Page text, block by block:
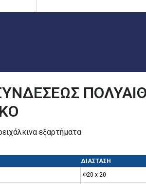
εξαρτήματα
ΔΙΑΣΤΑΣΗ
Φ20 x 20